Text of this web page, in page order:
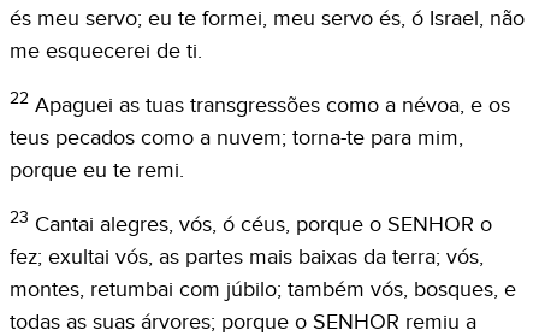
és meu servo; eu te formei, meu servo és, ó Israel, não
me esquecerei de ti.
22 Apaguei as tuas transgressões como a névoa, e os
teus pecados como a nuvem; torna-te para mim,
porque eu te remi.
23 Cantai alegres, vós, ó céus, porque o SENHOR o
fez; exultai vós, as partes mais baixas da terra; vós,
montes, retumbai com júbilo; também vós, bosques, e
todas as suas árvores; porque o SENHOR remiu a